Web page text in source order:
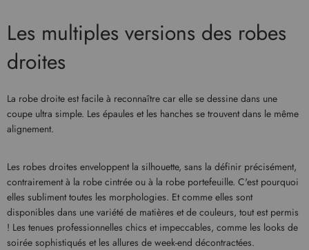
Les multiples versions des robes
droites
La robe droite est facile à reconnaître car elle se dessine dans une
coupe ultra simple. Les épaules et les hanches se trouvent dans le même
alignement.
Les robes droites enveloppent la silhouette, sans la définir précisément,
contrairement à la robe cintrée ou à la robe portefeuille. C'est pourquoi
elles subliment toutes les morphologies. Et comme elles sont
disponibles dans une variété de matières et de couleurs, tout est permis
! Les tenues professionnelles chics et impeccables, comme les looks de
soirée sophistiqués et les allures de week-end décontractées.